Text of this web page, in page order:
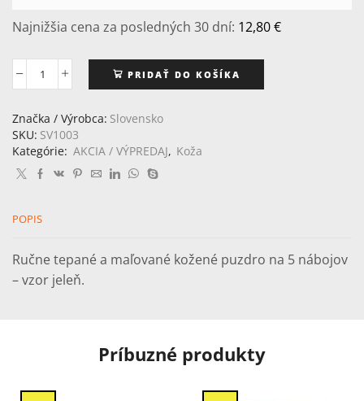
Najnižšia cena za posledných 30 dní: 12,80€
množstvo
na
5
nábojov
jeleň
RTM
PRIDAŤ DO KOŠÍKA
Značka / Výrobca: Slovensko
SKU: SV1003
Kategórie: AKCIA / VÝPREDAJ, Koža
POPIS
Ručne tepané a maľované kožené puzdro na 5 nábojov
– vzor jeleň.
Príbuzné produkty